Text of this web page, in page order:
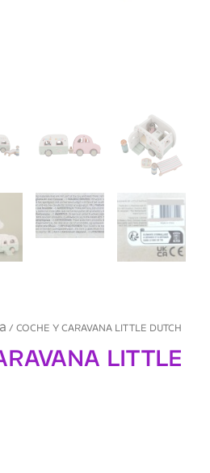
/ COCHE Y CARAVANA LITTLE DUTCH
LITTLE